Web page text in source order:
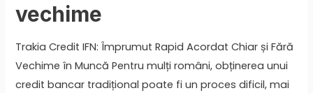
vechime
Trakia Credit IFN: Împrumut Rapid Acordat Chiar și Fără
Vechime în Muncă Pentru mulți români, obținerea unui
credit bancar tradițional poate fi un proces dificil, mai